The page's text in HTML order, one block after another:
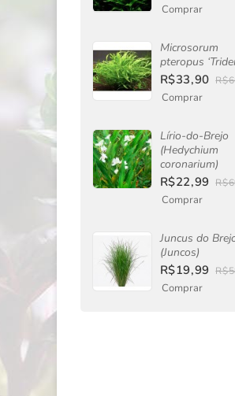
Comprar
Microsorum
pteropus
R$33,90
Comprar
Lírio-do-Brejo
(Hedychium
coronarium)
R$22,99
Comprar
Juncus do
(Juncos)
R$19,99
Comprar